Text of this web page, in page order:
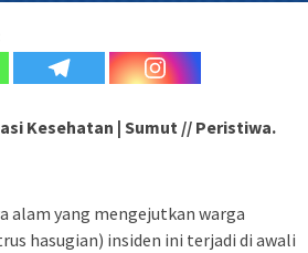
Kesehatan | Sumut // Peristiwa.
alam yang mengejutkan warga
hasugian) insiden ini terjadi di awali